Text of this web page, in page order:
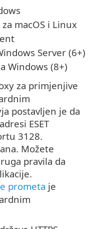
za macOS i Linux
Server (6+)
Windows (8+)
za primjenjive
postavljen je da
ESET
3128.
Možete
pravila da
prometa je